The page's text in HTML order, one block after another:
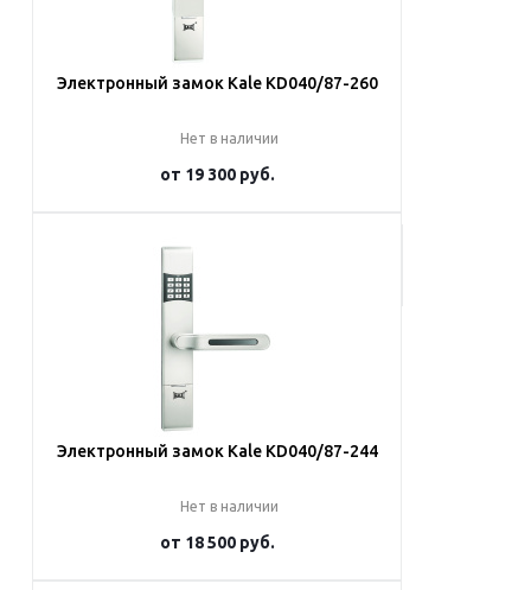
Электронный замок Kale KD040/87-260
Нет в наличии
от 19 300 руб.
Электронный замок Kale KD040/87-244
Нет в наличии
от 18 500 руб.